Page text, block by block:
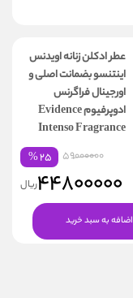
عطر ادکلن زنانه اویدنس
اینتنسو بضمانت اصلی و
اورجینال فراگرنس
ادوپرفیوم Evidence
Intenso Fragrance
59000000 ۲۵%
۴۴۸۰۰۰۰۰ریال
اضافه به سبد خرید